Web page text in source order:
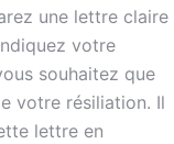
une lettre claire
votre
souhaitez que
votre résiliation. Il
lettre en